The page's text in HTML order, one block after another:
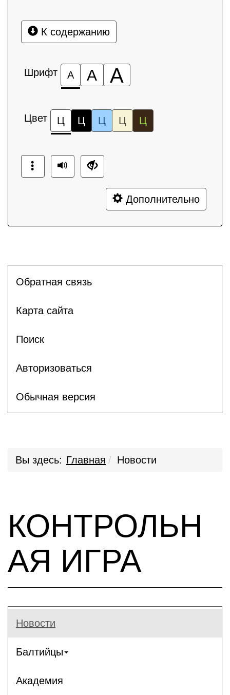
К содержанию
Шрифт А А А
Цвет Ц Ц Ц Ц Ц
Дополнительно
Обратная связь
Карта сайта
Поиск
Авторизоваться
Обычная версия
Вы здесь: Главная Новости
КОНТРОЛЬН
АЯ ИГРА
Новости
Балтийцы
Академия